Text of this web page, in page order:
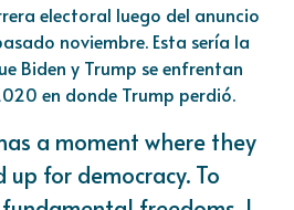
electoral luego del anuncio
noviembre. Esta sería la
Biden y Trump se enfrentan
en donde Trump perdió.
a moment where they
for democracy. To